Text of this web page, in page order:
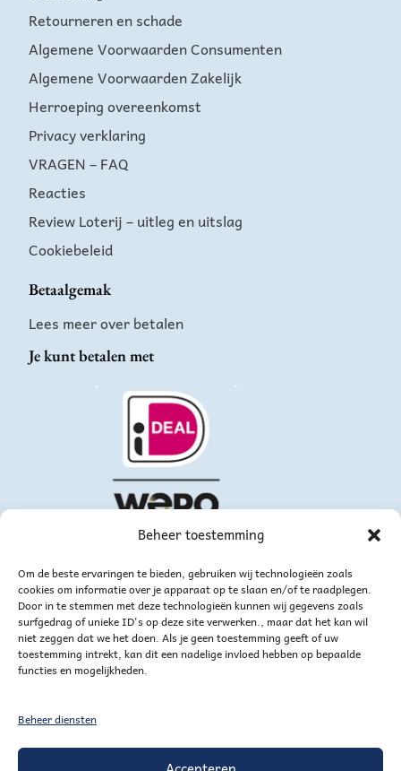
Beheer toestemming
Om de beste ervaringen te bieden, gebruiken wij technologieën zoals
cookies om informatie over je apparaat op te slaan en/of te raadplegen.
Door in te stemmen met deze technologieën kunnen wij gegevens zoals
surfgedrag of unieke ID's op deze site verwerken., maar dat het kan wil
niet zeggen dat we het doen. Als je geen toestemming geeft of uw
toestemming intrekt, kan dit een nadelige invloed hebben op bepaalde
functies en mogelijkheden.
Beheer diensten
Retourneren en schade
Algemene Voorwaarden Consumenten
Algemene Voorwaarden Zakelijk
Herroeping overeenkomst
Privacy verklaring
VRAGEN – FAQ
Reacties
Review Loterij – uitleg en uitslag
Cookiebeleid
Betaalgemak
Lees meer over betalen
Je kunt betalen met
of via bankoverschrijving